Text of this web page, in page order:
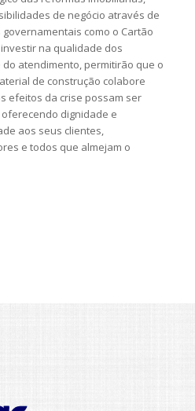
de negócio através de
como o Cartão
na qualidade dos
atendimento, permitirão que o
de construção colabore
efeitos da crise possam ser
dignidade e
aos seus clientes,
e todos que almejam o